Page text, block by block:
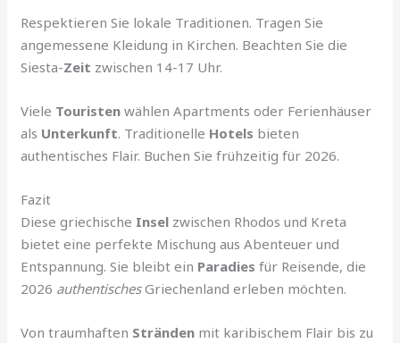
Respektieren Sie lokale Traditionen. Tragen Sie
angemessene Kleidung in Kirchen. Beachten Sie die
Siesta-Zeit zwischen 14-17 Uhr.
Viele Touristen wählen Apartments oder Ferienhäuser
als Unterkunft. Traditionelle Hotels bieten
authentisches Flair. Buchen Sie frühzeitig für 2026.
Fazit
Diese griechische Insel zwischen Rhodos und Kreta
bietet eine perfekte Mischung aus Abenteuer und
Entspannung. Sie bleibt ein Paradies für Reisende, die
2026 authentischesGriechenland erleben möchten.
Von traumhaften Stränden mit karibischem Flair bis zu